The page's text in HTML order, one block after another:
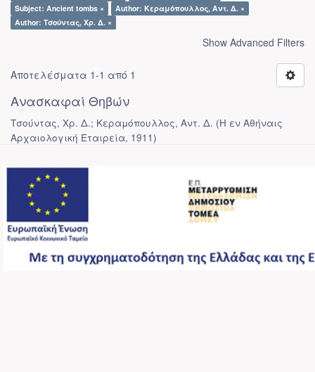
Subject: Ancient tombs ×
Author: Κεραμόπουλλος, Αντ. Δ. ×
Author: Τσούντας, Χρ. Δ. ×
Show Advanced Filters
Αποτελέσματα 1-1 από 1
Ανασκαφαί Θηβών
Τσούντας, Χρ. Δ.; Κεραμόπουλλος, Αντ. Δ. (Η εν Αθήναις
Αρχαιολογική Εταιρεία, 1911)